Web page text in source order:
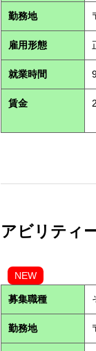
勤務地
雇用形態
就業時間
賃金
アビリティ
NEW
募集職種
勤務地